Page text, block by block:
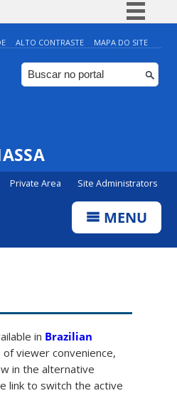
Simplifique!
Comunica BR
Participe
ALTO CONTRASTE MAPA DO SITE
Private Area Site Administrators
MENU
in Brazilian
of viewer convenience,
in the alternative
link to switch the active